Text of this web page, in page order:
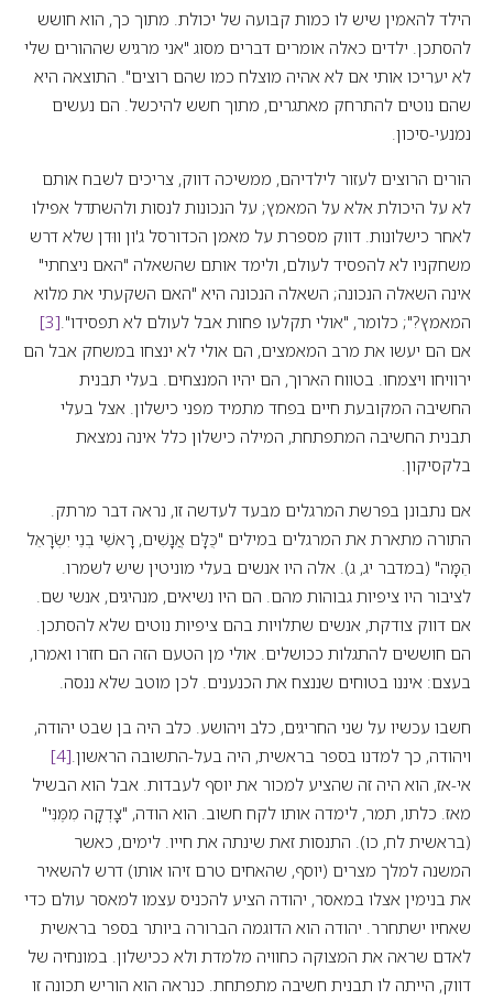
הילד להאמין שיש לו כמות קבועה של יכולת. מתוך כך, הוא חושש
להסתכן. ילדים כאלה אומרים דברים מסוג "אני מרגיש שההורים שלי
לא יעריכו אותי אם לא אהיה מוצלח כמו שהם רוצים". התוצאה היא
שהם נוטים להתרחק מאתגרים, מתוך חשש להיכשל. הם נעשים
נמנעי-סיכון.
הורים הרוצים לעזור לילדיהם, ממשיכה דווק, צריכים לשבח אותם
לא על היכולת אלא על המאמץ; על הנכונות לנסות ולהשתדל אפילו
לאחר כישלונות. דווק מספרת על מאמן הכדורסל ג'ון ווּדן שלא דרש
משחקניו לא להפסיד לעולם, ולימד אותם שהשאלה "האם ניצחתי"
אינה השאלה הנכונה; השאלה הנכונה היא "האם השקעתי את מלוא
המאמץ?"; כלומר, "אולי תקלעו פחות אבל לעולם לא תפסידו". [3]
אם הם יעשו את מרב המאמצים, הם אולי לא ינצחו במשחק אבל הם
ירוויחו ויצמחו. בטווח הארוך, הם יהיו המנצחים. בעלי תבנית
החשיבה המקובעת חיים בפחד מתמיד מפני כישלון. אצל בעלי
תבנית החשיבה המתפתחת, המילה כישלון כלל אינה נמצאת
בלקסיקון.
אם נתבונן בפרשת המרגלים מבעד לעדשה זו, נראה דבר מרתק.
התורה מתארת את המרגלים במילים "כֻּלָּם אֲנָשִׁים, רָאשֵׁי בְנֵי יִשְׂרָאֵל
הֵמָּה" (במדבר יג, ג). אלה היו אנשים בעלי מוניטין שיש לשמרו.
לציבור היו ציפיות גבוהות מהם. הם היו נשיאים, מנהיגים, אנשי שם.
אם דווק צודקת, אנשים שתלויות בהם ציפיות נוטים שלא להסתכן.
הם חוששים להתגלות ככושלים. אולי מן הטעם הזה הם חזרו ואמרו,
בעצם: איננו בטוחים שננצח את הכנענים. לכן מוטב שלא ננסה.
חשבו עכשיו על שני החריגים, כלב ויהושע. כלב היה בן שבט יהודה,
ויהודה, כך למדנו בספר בראשית, היה בעל-התשובה הראשון. [4]
אי-אז, הוא היה זה שהציע למכור את יוסף לעבדות. אבל הוא הבשיל
מאז. כלתו, תמר, לימדה אותו לקח חשוב. הוא הודה, "צָדְקָה מִמֶּנִּי"
(בראשית לח, כו). התנסות זאת שינתה את חייו. לימים, כאשר
המשנה למלך מצרים (יוסף, שהאחים טרם זיהו אותו) דרש להשאיר
את בנימין אצלו במאסר, יהודה הציע להכניס עצמו למאסר עולם כדי
שאחיו ישתחרר. יהודה הוא הדוגמה הברורה ביותר בספר בראשית
לאדם שראה את המצוקה כחוויה מלמדת ולא ככישלון. במונחיה של
דווק, הייתה לו תבנית חשיבה מתפתחת. כנראה הוא הוריש תכונה זו